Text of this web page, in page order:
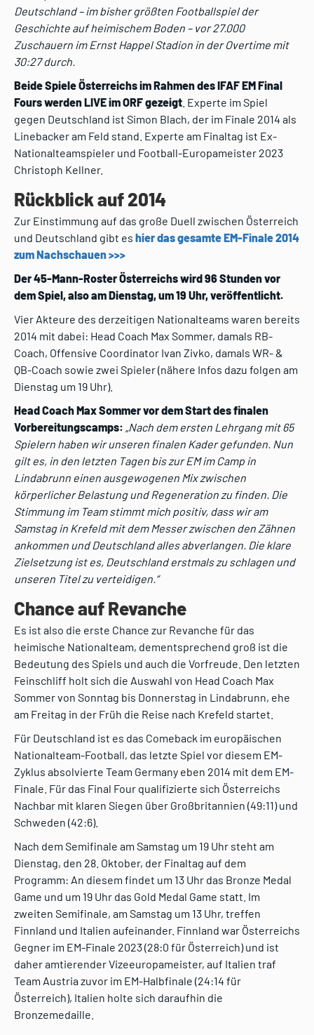
Deutschland – im bisher größten Footballspiel der
Geschichte auf heimischem Boden – vor 27.000
Zuschauern im Ernst Happel Stadion in der Overtime mit
30:27 durch.
Beide Spiele Österreichs im Rahmen des IFAF EM Final
Fours werden LIVE im ORF gezeigt . Experte im Spiel
gegen Deutschland ist Simon Blach, der im Finale 2014 als
Linebacker am Feld stand. Experte am Finaltag ist Ex-
Nationalteamspieler und Football-Europameister 2023
Christoph Kellner.
Rückblick auf 2014
Zur Einstimmung auf das große Duell zwischen Österreich
und Deutschland gibt es hier das gesamte EM-Finale 2014
zum Nachschauen >>>
Der 45-Mann-Roster Österreichs wird 96 Stunden vor
dem Spiel, also am Dienstag, um 19 Uhr, veröffentlicht.
Vier Akteure des derzeitigen Nationalteams waren bereits
2014 mit dabei: Head Coach Max Sommer, damals RB-
Coach, Offensive Coordinator Ivan Zivko, damals WR- &
QB-Coach sowie zwei Spieler (nähere Infos dazu folgen am
Dienstag um 19 Uhr).
Head Coach Max Sommer vor dem Start des finalen
Vorbereitungscamps: „Nach dem ersten Lehrgang mit 65
Spielern haben wir unseren finalen Kader gefunden. Nun
gilt es, in den letzten Tagen bis zur EM im Camp in
Lindabrunn einen ausgewogenen Mix zwischen
körperlicher Belastung und Regeneration zu finden. Die
Stimmung im Team stimmt mich positiv, dass wir am
Samstag in Krefeld mit dem Messer zwischen den Zähnen
ankommen und Deutschland alles abverlangen. Die klare
Zielsetzung ist es, Deutschland erstmals zu schlagen und
unseren Titel zu verteidigen.“
Chance auf Revanche
Es ist also die erste Chance zur Revanche für das
heimische Nationalteam, dementsprechend groß ist die
Bedeutung des Spiels und auch die Vorfreude. Den letzten
Feinschliff holt sich die Auswahl von Head Coach Max
Sommer von Sonntag bis Donnerstag in Lindabrunn, ehe
am Freitag in der Früh die Reise nach Krefeld startet.
Für Deutschland ist es das Comeback im europäischen
Nationalteam-Football, das letzte Spiel vor diesem EM-
Zyklus absolvierte Team Germany eben 2014 mit dem EM-
Finale. Für das Final Four qualifizierte sich Österreichs
Nachbar mit klaren Siegen über Großbritannien (49:11) und
Schweden (42:6).
Nach dem Semifinale am Samstag um 19 Uhr steht am
Dienstag, den 28. Oktober, der Finaltag auf dem
Programm: An diesem findet um 13 Uhr das Bronze Medal
Game und um 19 Uhr das Gold Medal Game statt. Im
zweiten Semifinale, am Samstag um 13 Uhr, treffen
Finnland und Italien aufeinander. Finnland war Österreichs
Gegner im EM-Finale 2023 (28:0 für Österreich) und ist
daher amtierender Vizeeuropameister, auf Italien traf
Team Austria zuvor im EM-Halbfinale (24:14 für
Österreich), Italien holte sich daraufhin die
Bronzemedaille.